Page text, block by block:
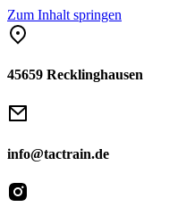
Zum Inhalt springen
45659 Recklinghausen
info@tactrain.de